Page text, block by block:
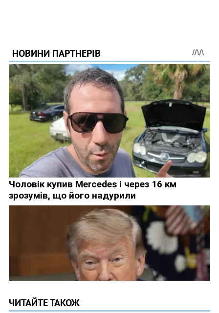
ЧИТАЙТЕ ТАКОЖ